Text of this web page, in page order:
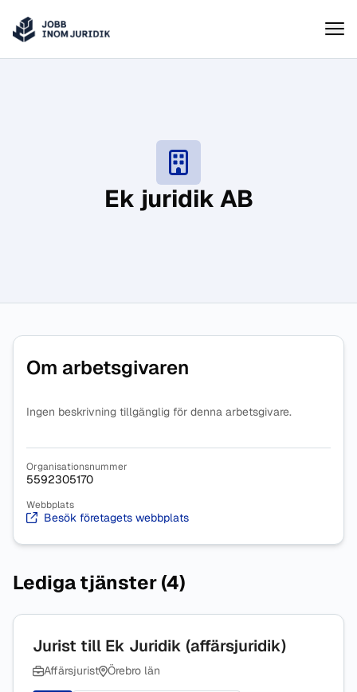
Hoppa till innehåll
Jobbinomjuridik
Ek juridik AB
Om arbetsgivaren
Ingen beskrivning tillgänglig för denna arbetsgivare.
Organisationsnummer
5592305170
Webbplats
Besök företagets webbplats
Lediga tjänster (4)
Jurist till Ek Juridik (affärsjuridik)
Affärsjurist Örebro län